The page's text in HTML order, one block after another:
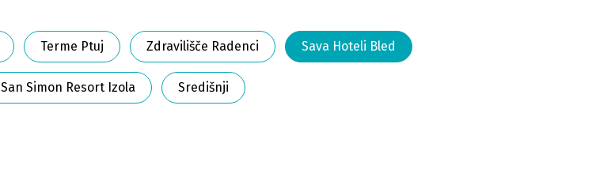
Terme Ptuj Zdravilišče Radenci Sava Hoteli Bled
San Simon Resort Izola Središnji